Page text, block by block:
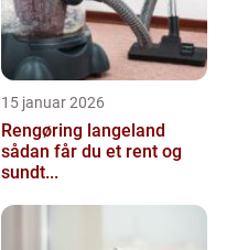
15 januar 2026
Rengøring langeland
sådan får du et rent og
sundt...